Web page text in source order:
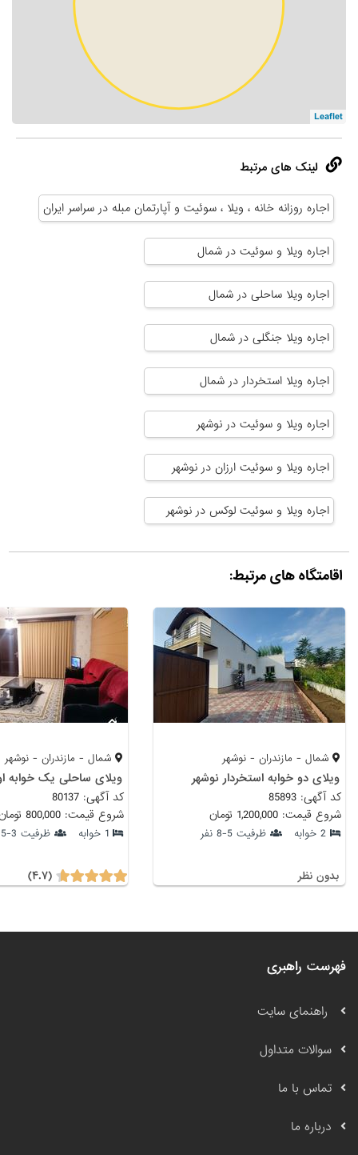
Leaflet
لینک های مرتبط
اجاره روزانه خانه ، ویلا ، سوئیت و آپارتمان مبله در سراسر ایران
اجاره ویلا و سوئیت در شمال
اجاره ویلا ساحلی در شمال
اجاره ویلا جنگلی در شمال
اجاره ویلا استخردار در شمال
اجاره ویلا و سوئیت در نوشهر
اجاره ویلا و سوئیت ارزان در نوشهر
اجاره ویلا و سوئیت لوکس در نوشهر
اقامتگاه های مرتبط:
شمال - مازندران - نوشهر
ویلای دو خوابه استخردار نوشهر
کد آگهی: 85893
شروع قیمت: 1,200,000 تومان
2 خوابه ظرفیت 5-8 نفر
بدون نظر
شمال - مازندران - نوشهر
کد آگهی: 80137
شروع قیمت: 800,000 تومان
1 خوابه ظرفیت 3-5 نفر
(۴.۷)
فهرست راهبری
راهنمای سایت
سوالات متداول
تماس با ما
درباره ما